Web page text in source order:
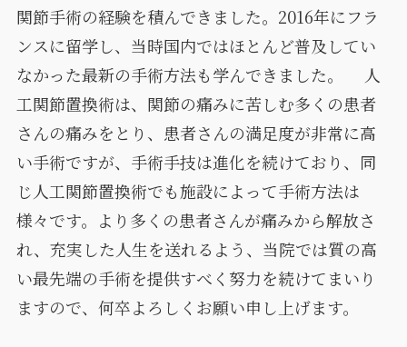
関節手術の経験を積んできました。2016年にフラ
ンスに留学し、当時国内ではほとんど普及してい
なかった最新の手術方法も学んできました。 人
工関節置換術は、関節の痛みに苦しむ多くの患者
さんの痛みをとり、患者さんの満足度が非常に高
い手術ですが、手術手技は進化を続けており、同
じ人工関節置換術でも施設によって手術方法は
様々です。より多くの患者さんが痛みから解放さ
れ、充実した人生を送れるよう、当院では質の高
い最先端の手術を提供すべく努力を続けてまいり
ますので、何卒よろしくお願い申し上げます。